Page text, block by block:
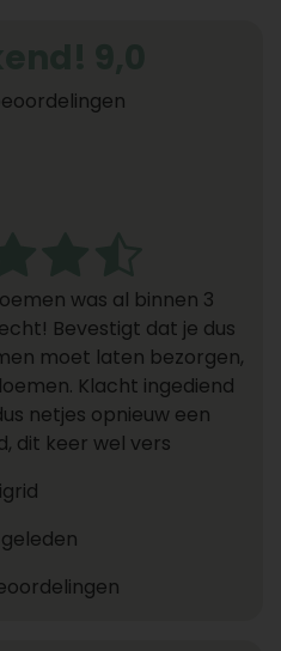
was al binnen 3
Bevestigt dat je dus
moet laten bezorgen,
Klacht ingediend
netjes opnieuw een
dit keer wel vers